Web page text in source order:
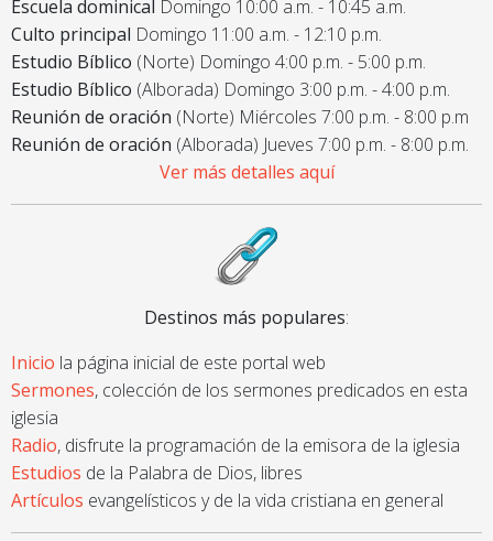
Escuela dominical Domingo 10:00 a.m. - 10:45 a.m.
Culto principal Domingo 11:00 a.m. - 12:10 p.m.
Estudio Bíblico (Norte) Domingo 4:00 p.m. - 5:00 p.m.
Estudio Bíblico (Alborada) Domingo 3:00 p.m. - 4:00 p.m.
Reunión de oración (Norte) Miércoles 7:00 p.m. - 8:00 p.m
Reunión de oración (Alborada) Jueves 7:00 p.m. - 8:00 p.m.
Ver más detalles aquí
Destinos más populares:
Inicio la página inicial de este portal web
Sermones, colección de los sermones predicados en esta
iglesia
Radio, disfrute la programación de la emisora de la iglesia
Estudios de la Palabra de Dios, libres
Artículos evangelísticos y de la vida cristiana en general